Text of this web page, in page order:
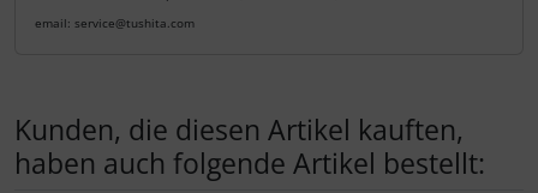
email: service@tushita.com
Kunden, die diesen Artikel kauften,
haben auch folgende Artikel bestellt: